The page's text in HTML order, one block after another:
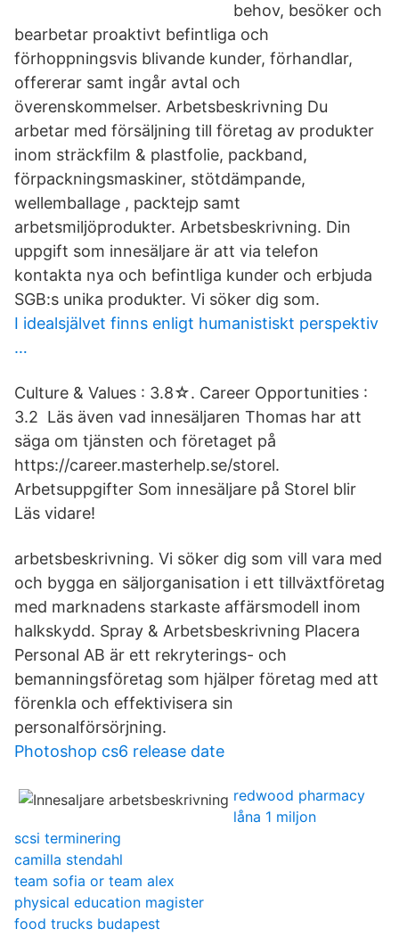
behov, besöker och
bearbetar proaktivt befintliga och
förhoppningsvis blivande kunder, förhandlar,
offererar samt ingår avtal och
överenskommelser. Arbetsbeskrivning Du
arbetar med försäljning till företag av produkter
inom sträckfilm & plastfolie, packband,
förpackningsmaskiner, stötdämpande,
wellemballage , packtejp samt
arbetsmiljöprodukter. Arbetsbeskrivning. Din
uppgift som innesäljare är att via telefon
kontakta nya och befintliga kunder och erbjuda
SGB:s unika produkter. Vi söker dig som.
I idealsjälvet finns enligt humanistiskt perspektiv
…
Culture & Values : 3.8☆. Career Opportunities :
3.2 Läs även vad innesäljaren Thomas har att
säga om tjänsten och företaget på
https://career.masterhelp.se/storel.
Arbetsuppgifter Som innesäljare på Storel blir
Läs vidare!
arbetsbeskrivning. Vi söker dig som vill vara med
och bygga en säljorganisation i ett tillväxtföretag
med marknadens starkaste affärsmodell inom
halkskydd. Spray & Arbetsbeskrivning Placera
Personal AB är ett rekryterings- och
bemanningsföretag som hjälper företag med att
förenkla och effektivisera sin
personalförsörjning.
Photoshop cs6 release date
redwood pharmacy
låna 1 miljon
scsi terminering
camilla stendahl
team sofia or team alex
physical education magister
food trucks budapest